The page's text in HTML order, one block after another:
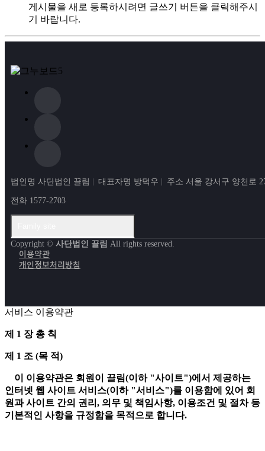
게시물을 새로 등록하시려면 글쓰기 버튼을 클릭해주시
기 바랍니다.
법인명 사단법인 끌림 대표자명 방덕우 주소 서울 강서구 양천로
전화 1577-2703
Copyright © 사단법인 끌림 All rights reserved.
이용약관
개인정보처리방침
서비스 이용약관
제 1 장 총 칙
제 1 조 (목 적)
이 이용약관은 회원이 끌림(이하 "사이트")에서 제공하는
인터넷 웹 사이트 서비스(이하 "서비스")를 이용함에 있어 회
원과 사이트 간의 권리, 의무 및 책임사항, 이용조건 및 절차 등
기본적인 사항을 규정함을 목적으로 합니다.